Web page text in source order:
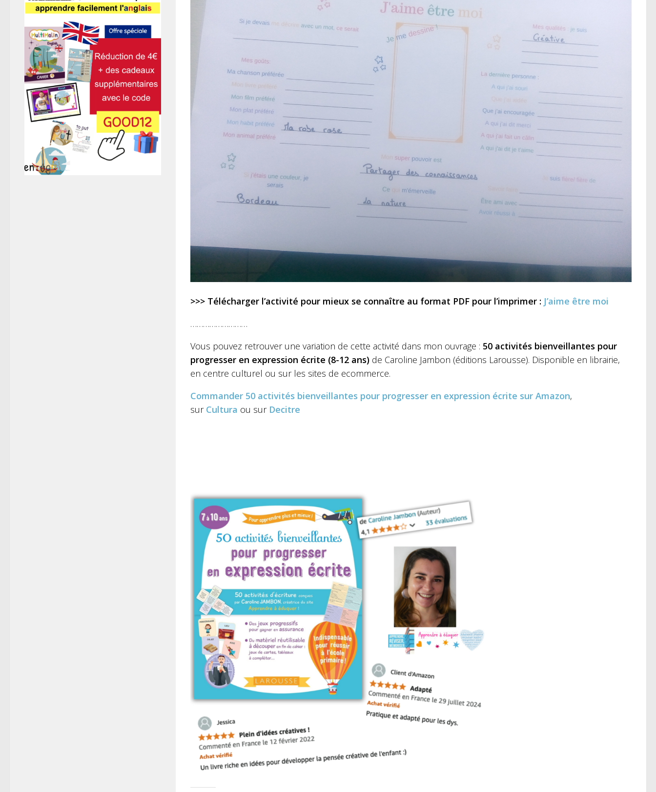
>>> Télécharger l’activité pour mieux se connaître au format PDF pour l’imprimer : J’aime être moi
………………………
Vous pouvez retrouver une variation de cette activité dans mon ouvrage : 50 activités bienveillantes pour
progresser en expression écrite (8-12 ans) de Caroline Jambon (éditions Larousse). Disponible en librairie,
en centre culturel ou sur les sites de ecommerce.
Commander 50 activités bienveillantes pour progresser en expression écrite sur Amazon,
sur Cultura ou sur Decitre